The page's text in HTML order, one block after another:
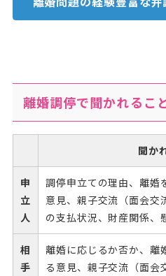
離婚調停で聞かれるこ
聞か
申
立
人
調停申立ての理由、離婚
意見、親子交流（面会交
の支払状況、財産関係、
相
手
離婚に応じるか否か、離
る意見、親子交流（面会